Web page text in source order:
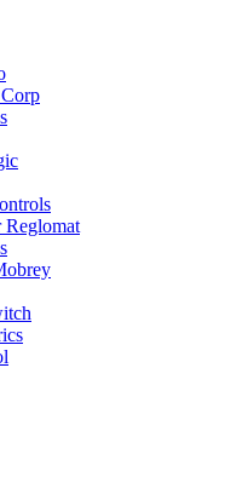
Reglomat